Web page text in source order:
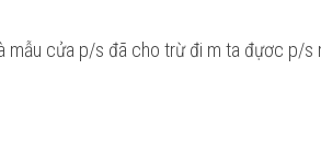
mẫu cửa p/s đã cho trừ đi m ta đựơc p/